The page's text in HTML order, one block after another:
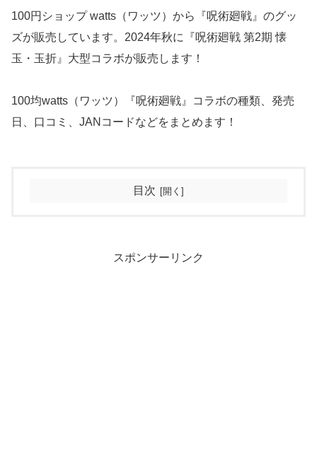
100円ショップ watts（ワッツ）から『呪術廻戦』のグッ
ズが販売しています。2024年秋に『呪術廻戦 第2期 懐
玉・玉折』大型コラボが販売します！
100均watts（ワッツ）『呪術廻戦』コラボの種類、発売
日、口コミ、JANコードなどをまとめます！
目次
スポンサーリンク